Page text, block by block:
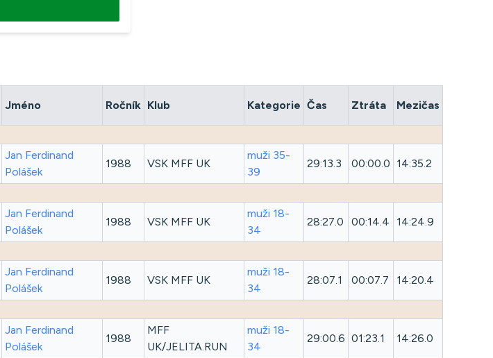
Jméno Ročník Klub Kategorie Čas Ztráta Mezičas
Jan Ferdinand
Polášek
1988 VSK MFF UK
muži 35-
39
29:13.3 00:00.0 14:35.2
Jan Ferdinand
Polášek
1988 VSK MFF UK
muži 18-
34
28:27.0 00:14.4 14:24.9
Jan Ferdinand
Polášek
1988 VSK MFF UK
muži 18-
34
28:07.1 00:07.7 14:20.4
Jan Ferdinand
Polášek
1988
MFF
UK/JELITA.RUN
muži 18-
34
29:00.6 01:23.1 14:26.0